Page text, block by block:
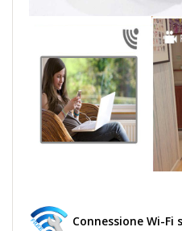
Connessione Wi-Fi